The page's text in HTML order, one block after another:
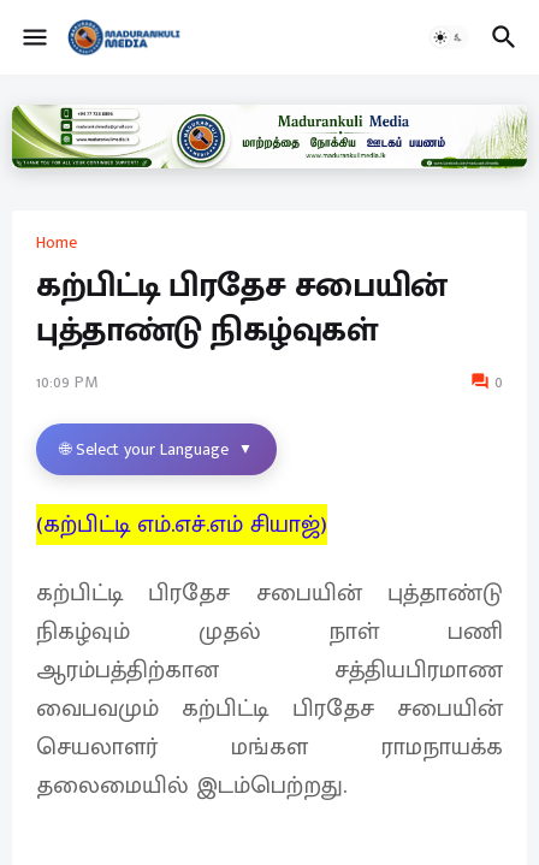
Home
கற்பிட்டி பிரதேச சபையின்
புத்தாண்டு நிகழ்வுகள்
10:09 PM 0
🌐 Select your Language ▼
(கற்பிட்டி எம்.எச்.எம் சியாஜ்)
கற்பிட்டி பிரதேச சபையின் புத்தாண்டு
நிகழ்வும் முதல் நாள் பணி
ஆரம்பத்திற்கான சத்தியபிரமாண
வைபவமும் கற்பிட்டி பிரதேச சபையின்
செயலாளர் மங்கள ராமநாயக்க
தலைமையில் இடம்பெற்றது.